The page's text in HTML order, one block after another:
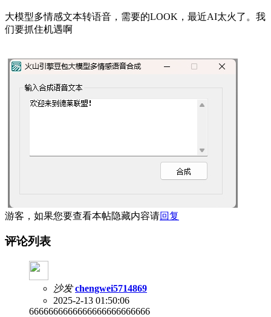
大模型多情感文本转语音，需要的LOOK，最近AI太火了。我
们要抓住机遇啊
游客，如果您要查看本帖隐藏内容请回复
评论列表
沙发 chengwei5714869
2025-2-13 01:50:06
6666666666666666666666666